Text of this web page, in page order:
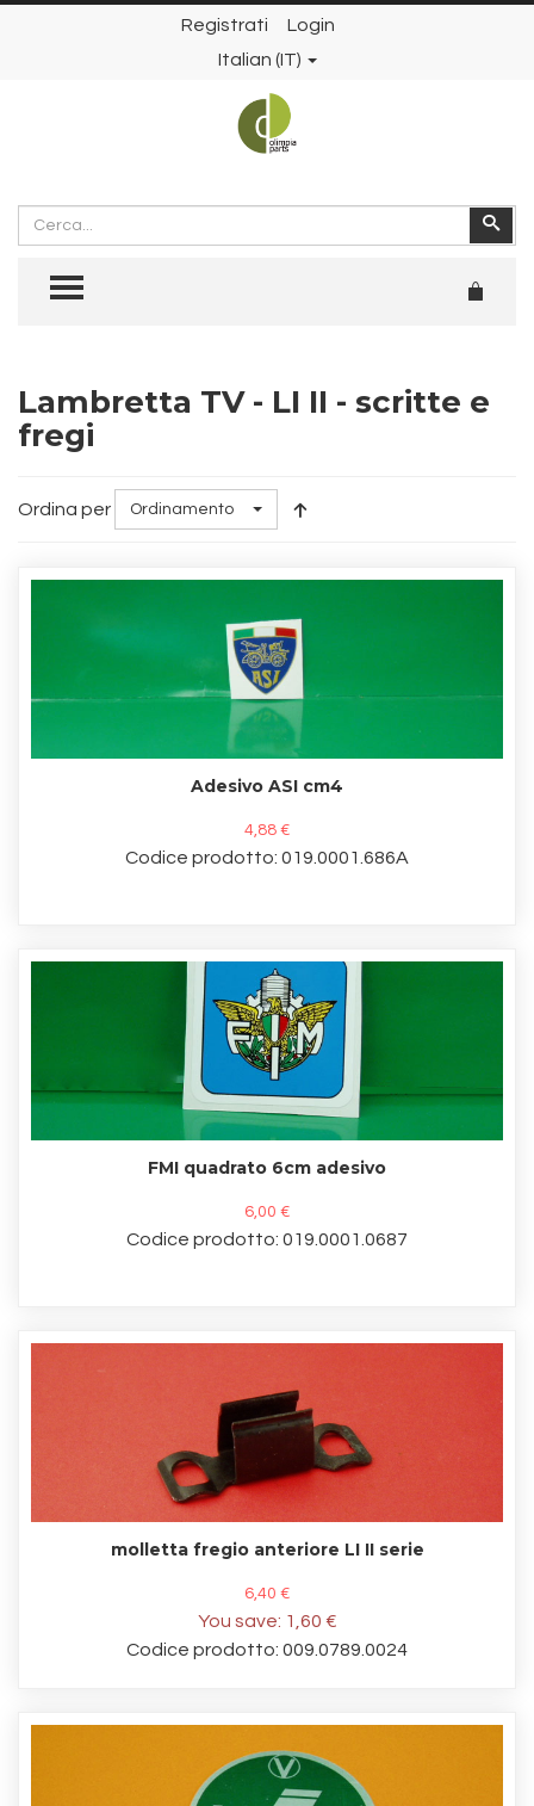
Registrati
Login
Italian (IT)
Cerca
TOGGLE MENU
Lambretta TV - LI II - scritte e
fregi
Ordina per Ordinamento
Adesivo ASI cm4
4,88 €
Codice prodotto: 019.0001.686A
FMI quadrato 6cm adesivo
6,00 €
Codice prodotto: 019.0001.0687
molletta fregio anteriore LI II serie
6,40 €
You save: 1,60 €
Codice prodotto: 009.0789.0024